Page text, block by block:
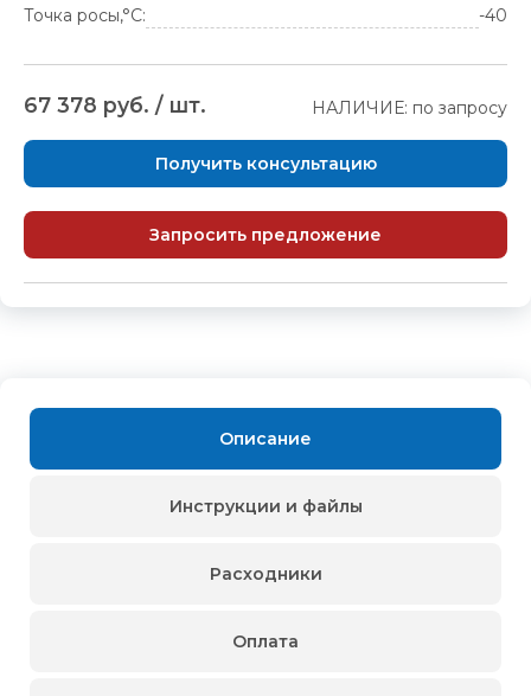
Точка росы,°С:
-40
67 378 руб. / шт. НАЛИЧИЕ: по запросу
Получить консультацию
Запросить предложение
Описание
Инструкции и файлы
Расходники
Оплата